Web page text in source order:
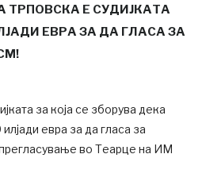
ТРПОВСКА Е СУДИЈКАТА
ЕВРА ЗА ДА ГЛАСА ЗА
за која се зборува дека
евра за да гласа за
во Теарце на ИМ